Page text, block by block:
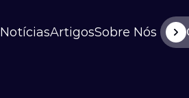
NotíciasArtigosSobre Nós